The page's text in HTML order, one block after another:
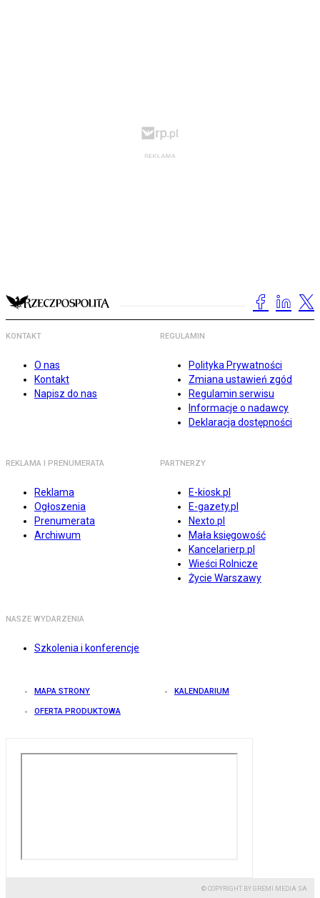
KONTAKT
O nas
Kontakt
Napisz do nas
REGULAMIN
Polityka Prywatności
Zmiana ustawień zgód
Regulamin serwisu
Informacje o nadawcy
Deklaracja dostępności
REKLAMA I PRENUMERATA
Reklama
Ogłoszenia
Prenumerata
Archiwum
PARTNERZY
E-kiosk.pl
E-gazety.pl
Nexto.pl
Mała księgowość
Kancelarierp.pl
Wieści Rolnicze
Życie Warszawy
NASZE WYDARZENIA
Szkolenia i konferencje
MAPA STRONY KALENDARIUM
OFERTA PRODUKTOWA
© COPYRIGHT BY GREMI MEDIA SA